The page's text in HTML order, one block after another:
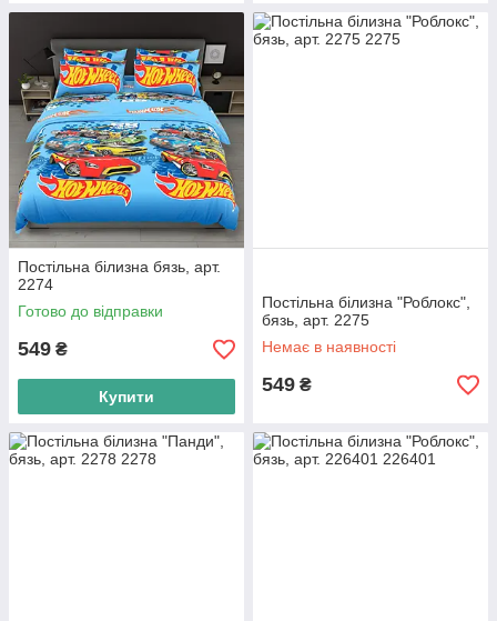
Постільна білизна бязь, арт.
2274
Готово до відправки
549 ₴
Купити
Постільна білизна "Роблокс",
бязь, арт. 2275
Немає в наявності
549 ₴